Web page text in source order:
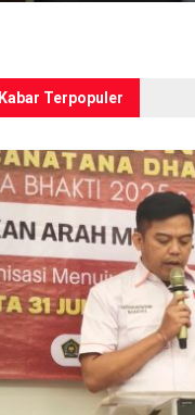
Kabar Terpopuler